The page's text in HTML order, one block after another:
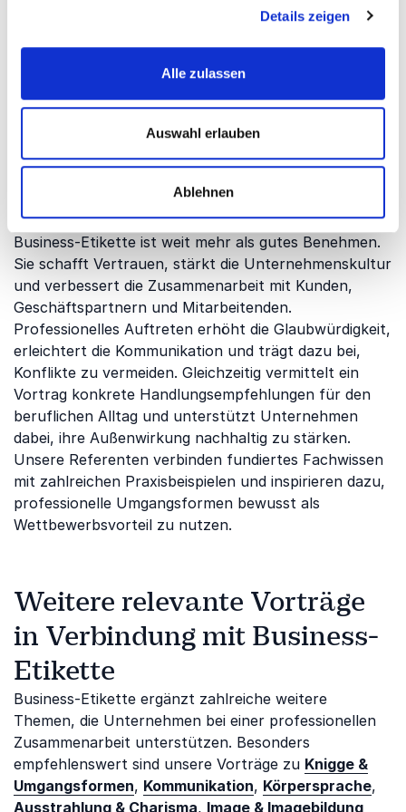
Details zeigen
Alle zulassen
Auswahl erlauben
Ablehnen
bedeutet heute auch, online respektvoll, authentisch
entscheidend sind und wie Unternehmen auch online
einen professionellen Eindruck hinterlassen.
Gründe für einen Vortrag zu
Business-Etikette
Business-Etikette ist weit mehr als gutes Benehmen.
Sie schafft Vertrauen, stärkt die Unternehmenskultur
und verbessert die Zusammenarbeit mit Kunden,
Geschäftspartnern und Mitarbeitenden.
Professionelles Auftreten erhöht die Glaubwürdigkeit,
erleichtert die Kommunikation und trägt dazu bei,
Konflikte zu vermeiden. Gleichzeitig vermittelt ein
Vortrag konkrete Handlungsempfehlungen für den
beruflichen Alltag und unterstützt Unternehmen
dabei, ihre Außenwirkung nachhaltig zu stärken.
Unsere Referenten verbinden fundiertes Fachwissen
mit zahlreichen Praxisbeispielen und inspirieren dazu,
professionelle Umgangsformen bewusst als
Wettbewerbsvorteil zu nutzen.
Weitere relevante Vorträge
in Verbindung mit Business-
Etikette
Business-Etikette ergänzt zahlreiche weitere
Themen, die Unternehmen bei einer professionellen
Zusammenarbeit unterstützen. Besonders
empfehlenswert sind unsere Vorträge zu Knigge &
Umgangsformen, Kommunikation, Körpersprache,
Ausstrahlung & Charisma, Image & Imagebildung